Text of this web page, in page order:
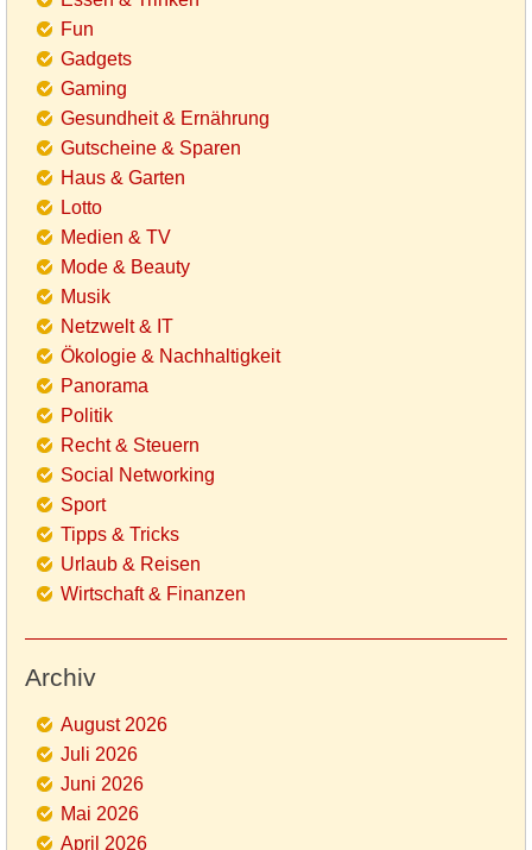
Fun
Gadgets
Gaming
Gesundheit & Ernährung
Gutscheine & Sparen
Haus & Garten
Lotto
Medien & TV
Mode & Beauty
Musik
Netzwelt & IT
Ökologie & Nachhaltigkeit
Panorama
Politik
Recht & Steuern
Social Networking
Sport
Tipps & Tricks
Urlaub & Reisen
Wirtschaft & Finanzen
Archiv
August 2026
Juli 2026
Juni 2026
Mai 2026
April 2026